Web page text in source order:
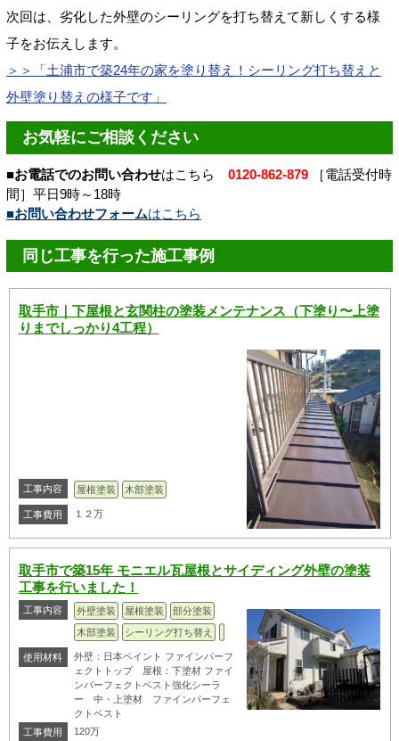
次回は、劣化した外壁のシーリングを打ち替えて新しくする様
子をお伝えします。
＞＞「土浦市で築24年の家を塗り替え！シーリング打ち替えと
外壁塗り替えの様子です」
お気軽にご相談ください
■お電話でのお問い合わせはこちら 0120-862-879 ［電話受付時
間］平日9時～18時
■お問い合わせフォームはこちら
同じ工事を行った施工事例
取手市｜下屋根と玄関柱の塗装メンテナンス（下塗り〜上塗
りまでしっかり4工程）
工事内容 屋根塗装 木部塗装
工事費用 １２万
取手市で築15年 モニエル瓦屋根とサイディング外壁の塗装
工事を行いました！
工事内容 外壁塗装 屋根塗装
部分塗装
木部塗装
シーリング打ち替え
使用材料
外壁：日本ペイント ファインパーフ
ェクトトップ 屋根：下塗材 ファイ
ンパーフェクトベスト強化シーラ
ー 中・上塗材 ファインパーフェ
クトベスト
工事費用
120万